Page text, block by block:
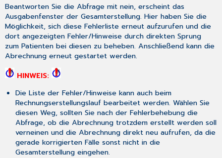
Beantworten Sie die Abfrage mitnein, erscheint das
Ausgabenfenster der Gesamterstellung. Hier haben Sie die
Möglichkeit, sich diese Fehlerliste erneut aufzurufen und die
dort angezeigten Fehler/Hinweise durch direkten Sprung
zum Patienten bei diesen zu beheben. Anschließend kann die
Abrechnung erneut gestartet werden.
HINWEIS:
Die Liste der Fehler/Hinweise kann auch beim
Rechnungserstellungslauf bearbeitet werden. Wählen Sie
diesen Weg, sollten Sie nach der Fehlerbehebung die
Abfrage, ob die Abrechnung trotzdem erstellt werden soll
verneinen und die Abrechnung direkt neu aufrufen, da die
gerade korrigierten Fälle sonst nicht in die
Gesamterstellung eingehen.